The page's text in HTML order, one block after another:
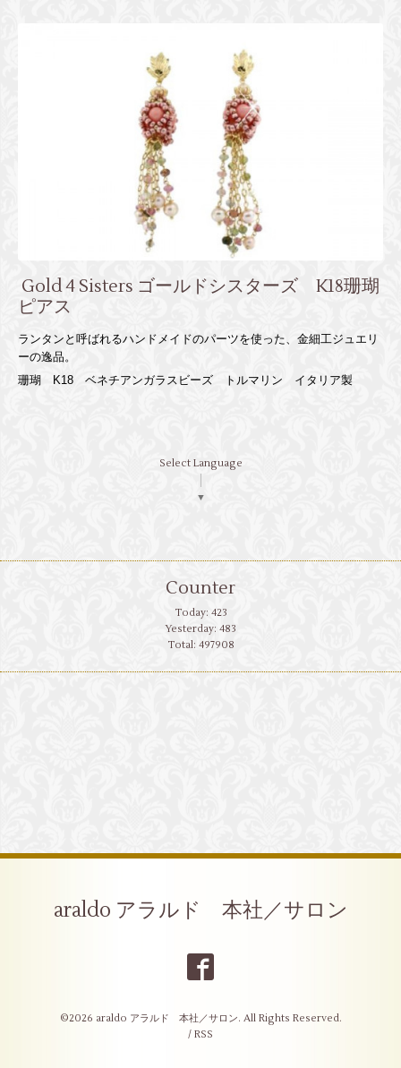
Gold 4 Sisters ゴールドシスターズ K18珊瑚
ピアス
ランタンと呼ばれるハンドメイドのパーツを使った、金細工ジュエリ
ーの逸品。
珊瑚 K18 ベネチアンガラスビーズ トルマリン イタリア製
Select Language
▼
Counter
Today: 423
Yesterday: 483
Total: 497908
araldo アラルド 本社／サロン
©2026 araldo アラルド 本社／サロン. All Rights Reserved.
/ RSS